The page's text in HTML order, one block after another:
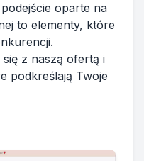
oparte na
to elementy, które
z naszą ofertą i
podkreślają Twoje